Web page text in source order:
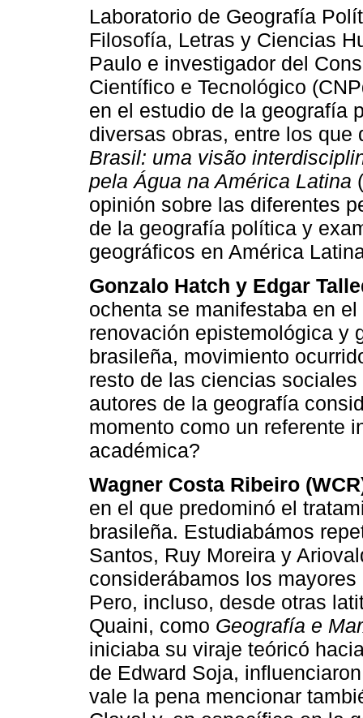
Laboratorio de Geografía
Filosofía, Letras y Ciencias
Paulo e investigador del
Científico e Tecnológico
en el estudio de la geografía
diversas obras, entre los
Brasil: uma visão
pela Água na América Latina
opinión sobre las diferentes
de la geografía política y
geográficos en América
Gonzalo Hatch y Edgar
ochenta se manifestaba en
renovación epistemológica y
brasileña, movimiento
resto de las ciencias
autores de la geografía
momento como un referente
académica?
Wagner Costa Ribeiro
en el que predominó el
brasileña. Estudiabámos
Santos, Ruy Moreira y
considerábamos los
Pero, incluso, desde otras
Quaini, como Geografía e
iniciaba su viraje teóricó
de Edward Soja,
vale la pena mencionar